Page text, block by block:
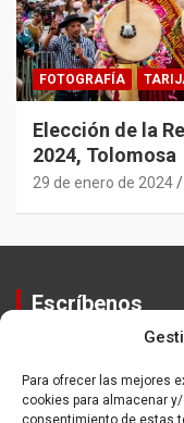
Para ofrecer las mejores
cookies para almacenar
consentimiento de estas
FOTOGRAFÍA
Elección de la
2024, Tolomosa
29 de enero de 2024
Escríbenos
Equipo
Política de Privacidad